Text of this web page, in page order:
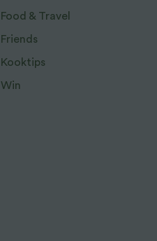
Food & Travel
Friends
Kooktips
Win